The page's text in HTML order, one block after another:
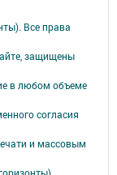
Все права
защищены
в любом объеме
согласия
и массовым